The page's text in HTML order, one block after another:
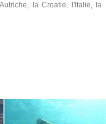
la Croatie, l'Italie,